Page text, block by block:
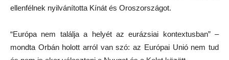
ellenfélnek nyilvánította Kínát és Oroszországot.
“Európa nem találja a helyét az eurázsiai kontextusban” –
mondta Orbán holott arról van szó: az Európai Unió nem tud